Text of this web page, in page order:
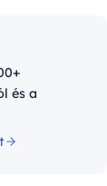
és a